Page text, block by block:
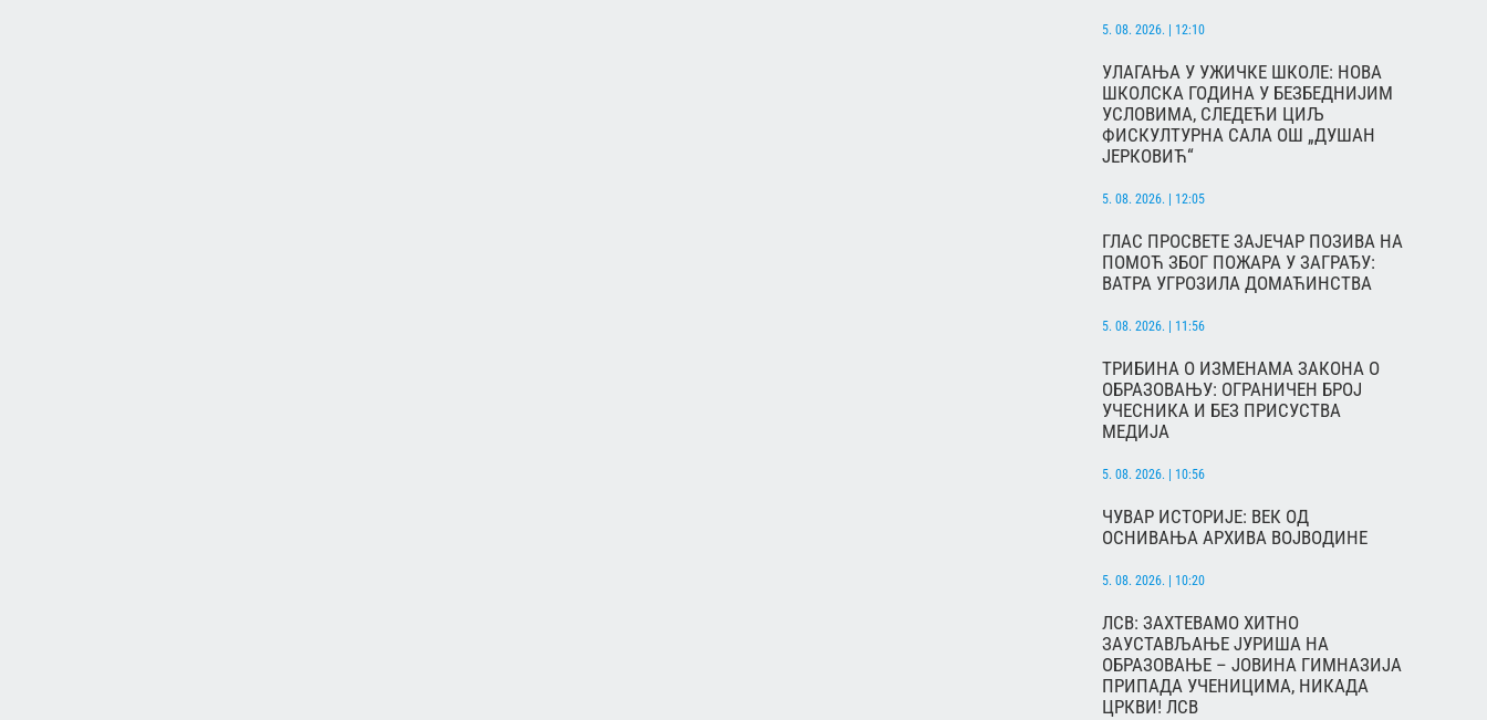
5. 08. 2026. | 12:10
УЛАГАЊА У УЖИЧКЕ ШКОЛЕ: НОВА
ШКОЛСКА ГОДИНА У БЕЗБЕДНИЈИМ
УСЛОВИМА, СЛЕДЕЋИ ЦИЉ
ФИСКУЛТУРНА САЛА ОШ „ДУШАН
ЈЕРКОВИЋ“
5. 08. 2026. | 12:05
ГЛАС ПРОСВЕТЕ ЗАЈЕЧАР ПОЗИВА НА
ПОМОЋ ЗБОГ ПОЖАРА У ЗАГРАЂУ:
ВАТРА УГРОЗИЛА ДОМАЋИНСТВА
5. 08. 2026. | 11:56
ТРИБИНА О ИЗМЕНАМА ЗАКОНА О
ОБРАЗОВАЊУ: ОГРАНИЧЕН БРОЈ
УЧЕСНИКА И БЕЗ ПРИСУСТВА
МЕДИЈА
5. 08. 2026. | 10:56
ЧУВАР ИСТОРИЈЕ: ВЕК ОД
ОСНИВАЊА АРХИВА ВОЈВОДИНЕ
5. 08. 2026. | 10:20
ЛСВ: ЗАХТЕВАМО ХИТНО
ЗАУСТАВЉАЊЕ ЈУРИША НА
ОБРАЗОВАЊЕ – ЈОВИНА ГИМНАЗИЈА
ПРИПАДА УЧЕНИЦИМА, НИКАДА
ЦРКВИ! ЛСВ